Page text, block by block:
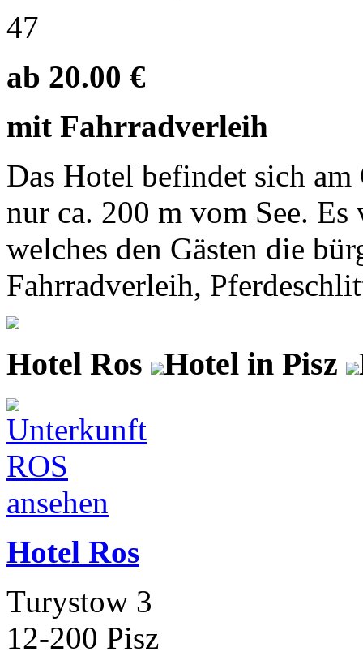
47
ab 20.00 €
mit Fahrradverleih
Das Hotel befindet sich
nur ca. 200 m vom See.
welches den Gästen die
Fahrradverleih,
Hotel Ros Hotel in Pisz
Hotel Ros
Turystow 3
12-200 Pisz